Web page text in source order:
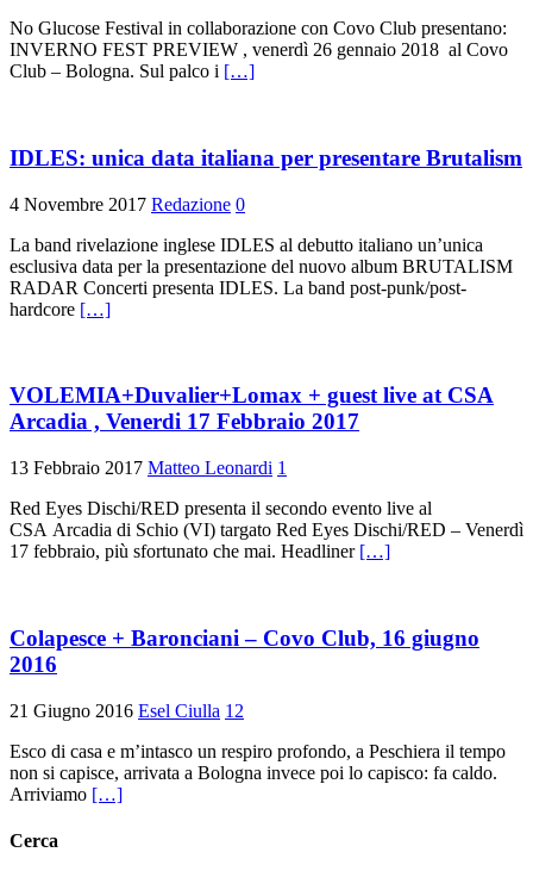
No Glucose Festival in collaborazione con Covo Club presentano:
INVERNO FEST PREVIEW , venerdì 26 gennaio 2018 al Covo
Club – Bologna. Sul palco i […]
IDLES: unica data italiana per presentare Brutalism
4 Novembre 2017 Redazione 0
La band rivelazione inglese IDLES al debutto italiano un’unica
esclusiva data per la presentazione del nuovo album BRUTALISM
RADAR Concerti presenta IDLES. La band post-punk/post-
hardcore […]
VOLEMIA+Duvalier+Lomax + guest live at CSA
Arcadia , Venerdi 17 Febbraio 2017
13 Febbraio 2017 Matteo Leonardi 1
Red Eyes Dischi/RED presenta il secondo evento live al
CSA Arcadia di Schio (VI) targato Red Eyes Dischi/RED – Venerdì
17 febbraio, più sfortunato che mai. Headliner […]
Colapesce + Baronciani – Covo Club, 16 giugno
2016
21 Giugno 2016 Esel Ciulla 12
Esco di casa e m’intasco un respiro profondo, a Peschiera il tempo
non si capisce, arrivata a Bologna invece poi lo capisco: fa caldo.
Arriviamo […]
Cerca